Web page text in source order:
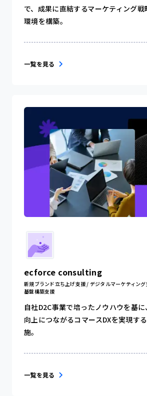
で、成果に直結するマーケティング
環境を構築。
一覧を見る
ecforce consulting
新規ブランド立ち上げ支援 / デジタルマーケティン
基盤構築支援
自社D2C事業で培ったノウハウを基
向上につながるコマースDXを実現す
施。
一覧を見る